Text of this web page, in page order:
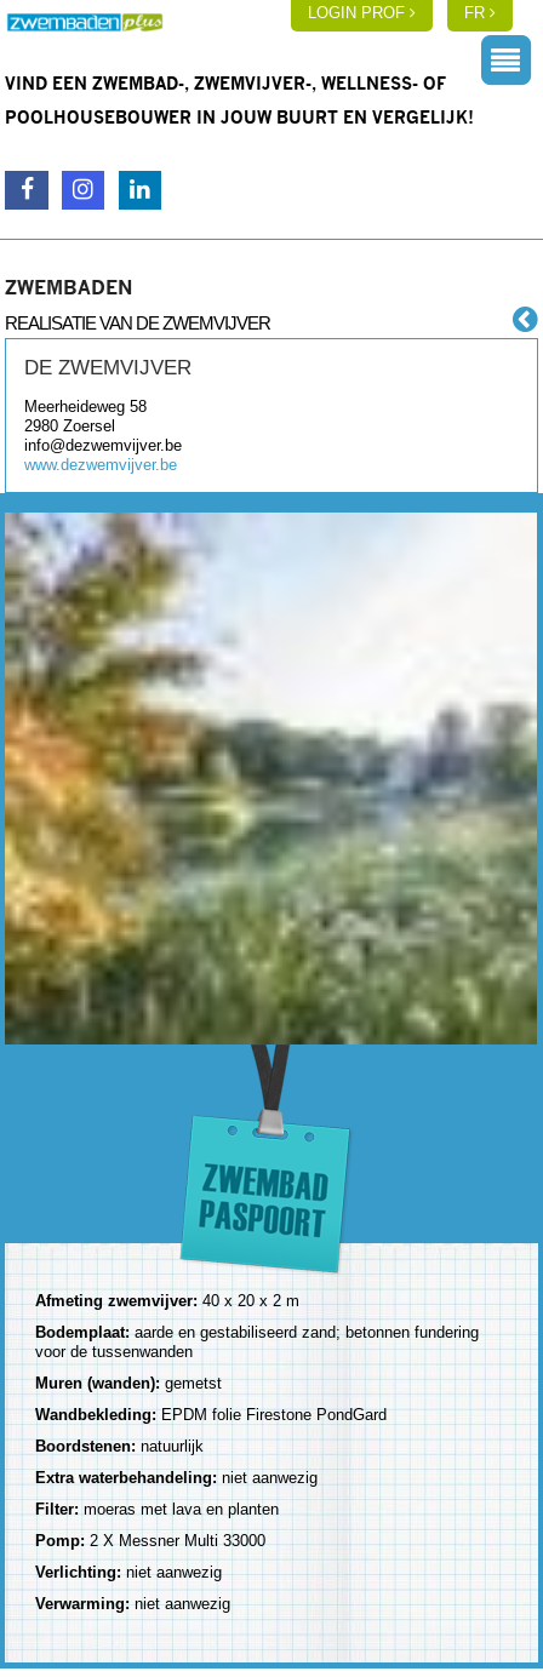
LOGIN PROF FR
VIND EEN ZWEMBAD-, ZWEMVIJVER-, WELLNESS- OF
POOLHOUSEBOUWER IN JOUW BUURT EN VERGELIJK!
ZWEMBADEN
REALISATIE VAN DE ZWEMVIJVER
DE ZWEMVIJVER
Meerheideweg 58
2980 Zoersel
info@dezwemvijver.be
www.dezwemvijver.be
Afmeting zwemvijver:40 x 20 x 2 m
Bodemplaat:aarde en gestabiliseerd zand; betonnen fundering
voor de tussenwanden
Muren (wanden):gemetst
Wandbekleding: EPDM folie Firestone PondGard
Boordstenen:natuurlijk
Extra waterbehandeling: niet aanwezig
Filter:moeras met lava en planten
Pomp:2 X Messner Multi 33000
Verlichting:niet aanwezig
Verwarming:niet aanwezig